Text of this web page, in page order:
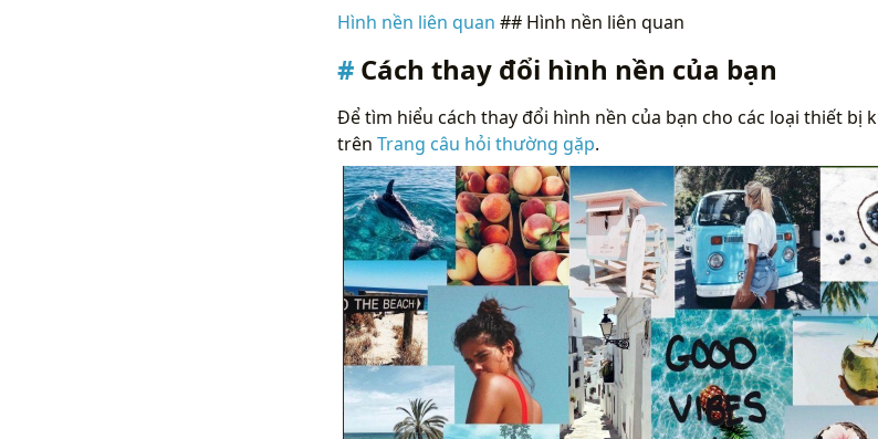
Hình nền liên quan ## Hình nền liên quan
Cách thay đổi hình nền của bạn
Để tìm hiểu cách thay đổi hình nền của bạn cho các loại thiết bị
trên Trang câu hỏi thường gặp.